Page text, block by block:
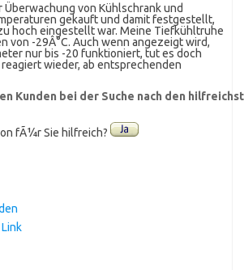
Überwachung von Kühlschrank und
gekauft und damit festgestellt,
hoch eingestellt war. Meine Tiefkühltruhe
von -29Â°C. Auch wenn angezeigt wird,
nur bis -20 funktioniert, tut es doch
wieder, ab entsprechenden
Kunden bei der Suche nach den
fÃ¼r Sie hilfreich?